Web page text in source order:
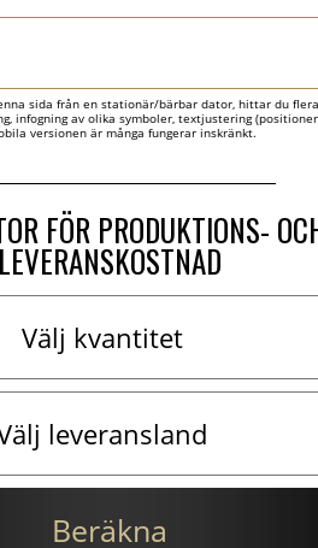
sida från en stationär/bärbar dator, hittar du
infogning av olika symboler, textjustering
versionen är många fungerar inskränkt.
FÖR PRODUKTIONS-
LEVERANSKOSTNAD
Beräkna